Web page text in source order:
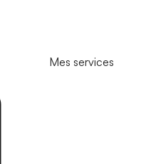
Mes services